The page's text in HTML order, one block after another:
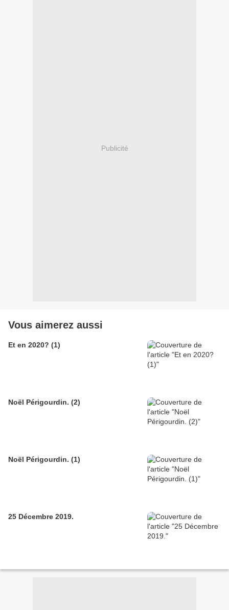
Publicité
Vous aimerez aussi
Et en 2020? (1)
Noël Périgourdin. (2)
Noël Périgourdin. (1)
25 Décembre 2019.